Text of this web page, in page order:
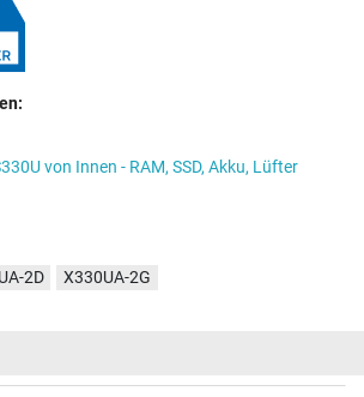
von Innen - RAM, SSD, Akku, Lüfter
2D X330UA-2G